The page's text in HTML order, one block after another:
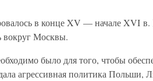
в конце XV — начале XVI
вокруг Москвы.
было для того, чтобы
агрессивная политика Польши,